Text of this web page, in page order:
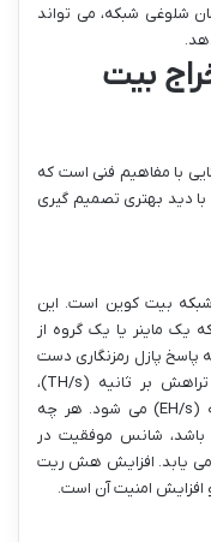
شلوغی شبکه، می تواند
بیت
با مفاهیم فنی است که
با دید بهتری تصمیم گیری
بیت کوین است. این
یک ماینر یا یک گروه از
پاسخ پازل رمزنگاری دست
یابند. واحد اندازه گیری هش ریت شامل تراهش بر ثانیه (TH/s)،
پتاهش بر ثانیه (PH/s) و اگزاهش بر ثانیه (EH/s) می شود. هر چه
باشد، شانس موفقیت در
می یابد. افزایش هش ریت
افزایش امنیت آن است.